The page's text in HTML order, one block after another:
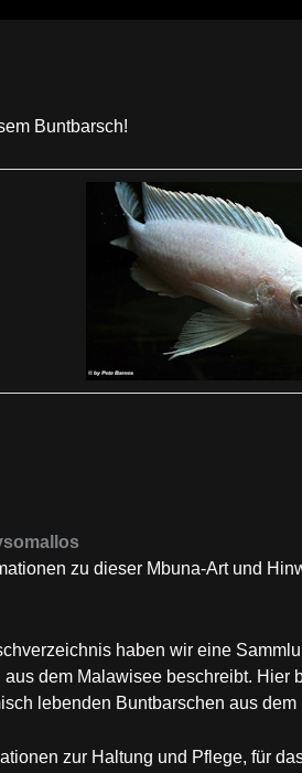
Buntbarsch!
zu dieser Mbuna-Art und
haben wir eine
aus dem Malawisee beschreibt. Hier
lebenden Buntbarschen aus dem
zur Haltung und Pflege, für